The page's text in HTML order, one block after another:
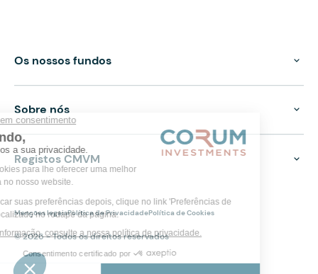
Os nossos fundos
Sobre nós
Registos CMVM
Menções legaisPolítica de PrivacidadePolítica de Cookies
© 2026 - Todos os direitos reservados